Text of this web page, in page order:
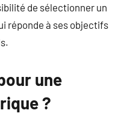
de sélectionner un
réponde à ses objectifs
une
?